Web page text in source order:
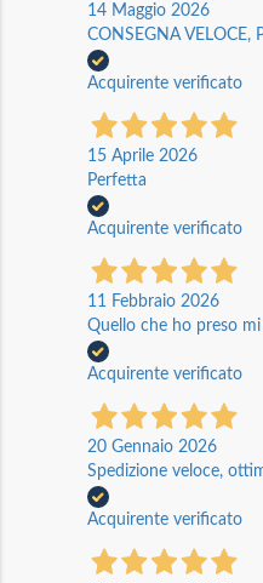
14 Maggio 2026
CONSEGNA VELOCE,
Acquirente verificato
15 Aprile 2026
Perfetta
Acquirente verificato
11 Febbraio 2026
Quello che ho preso
Acquirente verificato
20 Gennaio 2026
Spedizione veloce,
Acquirente verificato